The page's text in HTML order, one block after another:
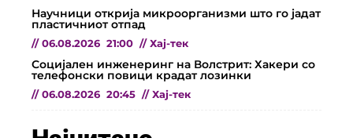
Научници открија микроорганизми што го јадат
пластичниот отпад
// 06.08.2026 21:00 // Хај-тек
Социјален инженеринг на Волстрит: Хакери со
телефонски повици крадат лозинки
// 06.08.2026 20:45 // Хај-тек